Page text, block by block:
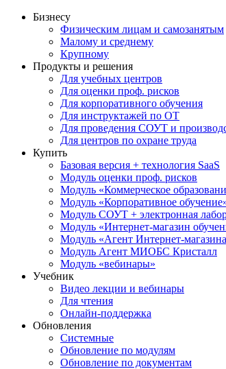
Бизнесу
Физическим лицам и самозанятым
Малому и среднему
Крупному
Продукты и решения
Для учебных центров
Для оценки проф. рисков
Для корпоративного обучения
Для инструктажей по ОТ
Для проведения СОУТ и
Для центров по охране труда
Купить
Базовая версия + технология SaaS
Модуль оценки проф. рисков
Модуль «Коммерческое
Модуль «Корпоративное
Модуль СОУТ + электронная
Модуль «Интернет-магазин
Модуль «Агент Интернет-
Модуль Агент МИОБС Кристалл
Модуль «вебинары»
Учебник
Видео лекции и вебинары
Для чтения
Онлайн-поддержка
Обновления
Системные
Обновление по модулям
Обновление по документам